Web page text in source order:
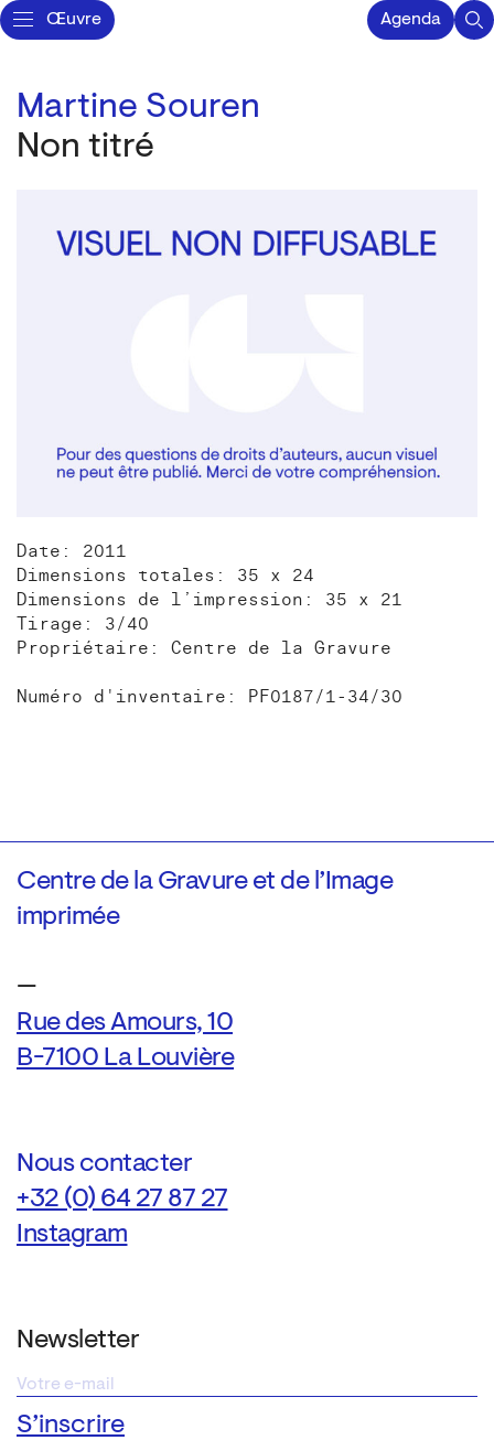
Œuvre Agenda
Martine Souren
Non titré
Date: 2011
Dimensions totales: 35 x 24
Dimensions de l’impression: 35 x 21
Tirage: 3/40
Propriétaire: Centre de la Gravure
Numéro d'inventaire: PF0187/1-34/30
Centre de la Gravure et de l’Image
imprimée
—
Rue des Amours, 10
B-7100 La Louvière
Nous contacter
+32 (0) 64 27 87 27
Instagram
Newsletter